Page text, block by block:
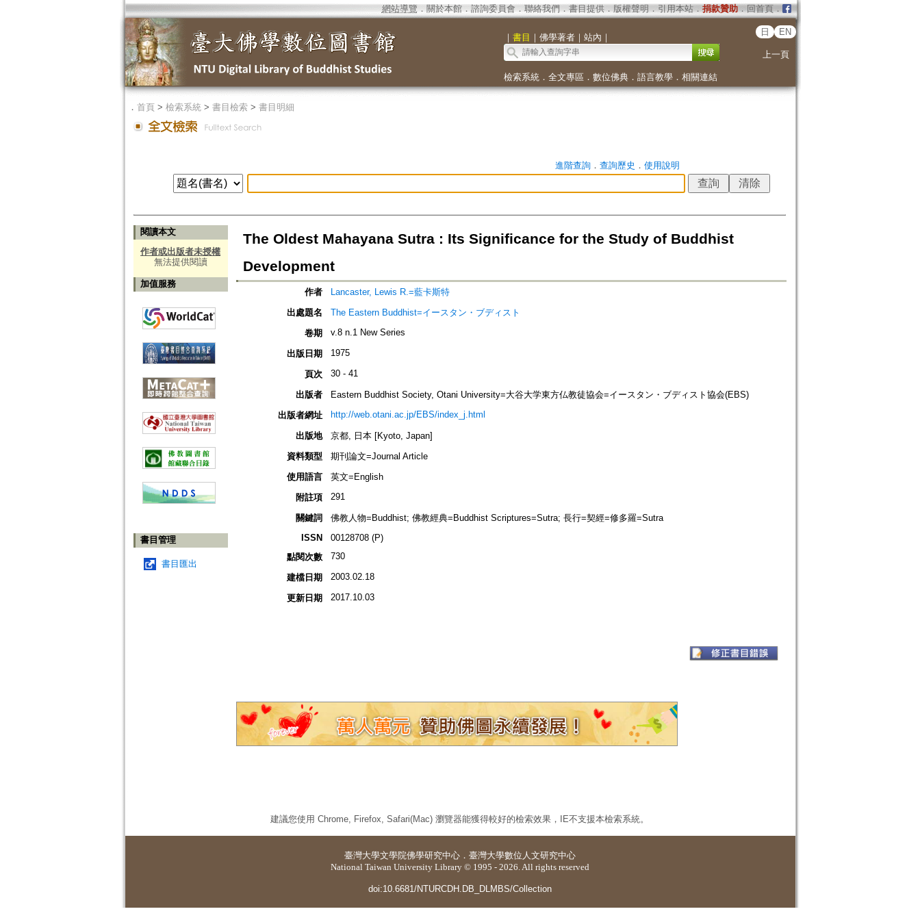
網站導覽 ． 關於本館． 諮詢委員會． 聯絡我們 ． 書目提供． 版權聲明 ． 引用本站． 捐款贊助．回首頁．
｜ 書目 ｜ 佛學著者｜ 站內 ｜
日 EN
上一頁
檢索系統． 全文專區 ． 數位佛典． 語言教學． 相關連結
． 首頁> 檢索系統> 書目檢索> 書目明細
進階查詢． 查詢歷史 ． 使用說明
閱讀本文
作者或出版者未授權
無法提供閱讀
加值服務
書目管理
書目匯出
The Oldest Mahayana Sutra : Its Significance for the Study of Buddhist
Development
作者
Lancaster, Lewis R.=藍卡斯特
出處題名
The Eastern Buddhist=イースタン・ブディスト
卷期
v.8 n.1 New Series
出版日期 1975
頁次 30 - 41
出版者
Eastern Buddhist Society, Otani University=大谷大学東方仏教徒協会=イースタン・ブディスト協会(EBS)
出版者網址
http://web.otani.ac.jp/EBS/index_j.html
出版地
京都, 日本 [Kyoto, Japan]
資料類型
期刊論文=Journal Article
使用語言
英文=English
附註項
291
關鍵詞
佛教人物=Buddhist; 佛教經典=Buddhist Scriptures=Sutra; 長行=契經=修多羅=Sutra
ISSN
00128708 (P)
點閱次數
730
建檔日期 2003.02.18
更新日期 2017.10.03
建議您使用 Chrome, Firefox, Safari(Mac) 瀏覽器能獲得較好的檢索效果，IE不支援本檢索系統。
臺灣大學文學院佛學研究中心 ． 臺灣大學數位人文研究中心
National Taiwan University Library © 1995 - 2026. All rights reserved
doi:10.6681/NTURCDH.DB_DLMBS/Collection